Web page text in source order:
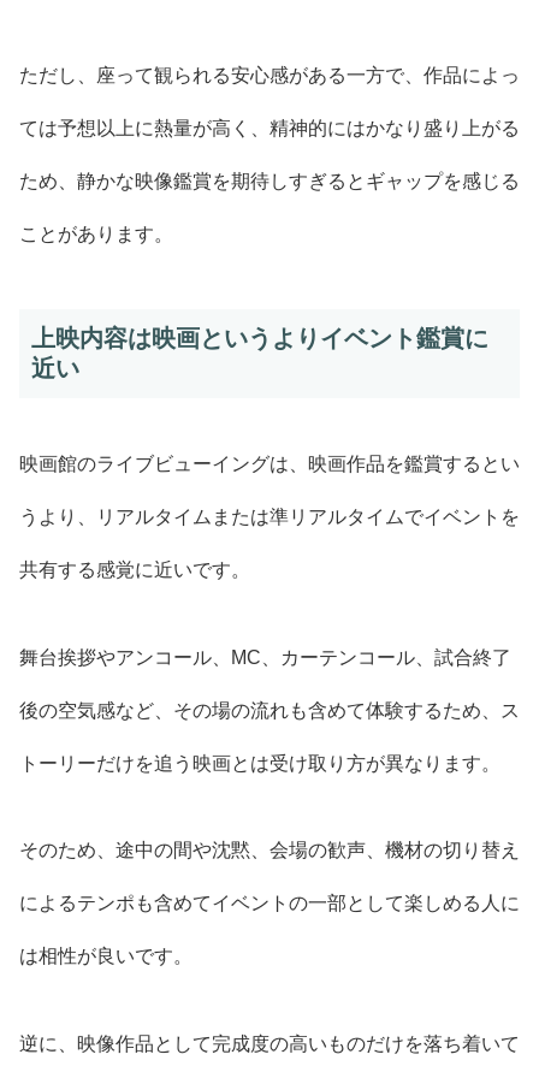
ただし、座って観られる安心感がある一方で、作品によっ
ては予想以上に熱量が高く、精神的にはかなり盛り上がる
ため、静かな映像鑑賞を期待しすぎるとギャップを感じる
ことがあります。
上映内容は映画というよりイベント鑑賞に
近い
映画館のライブビューイングは、映画作品を鑑賞するとい
うより、リアルタイムまたは準リアルタイムでイベントを
共有する感覚に近いです。
舞台挨拶やアンコール、MC、カーテンコール、試合終了
後の空気感など、その場の流れも含めて体験するため、ス
トーリーだけを追う映画とは受け取り方が異なります。
そのため、途中の間や沈黙、会場の歓声、機材の切り替え
によるテンポも含めてイベントの一部として楽しめる人に
は相性が良いです。
逆に、映像作品として完成度の高いものだけを落ち着いて